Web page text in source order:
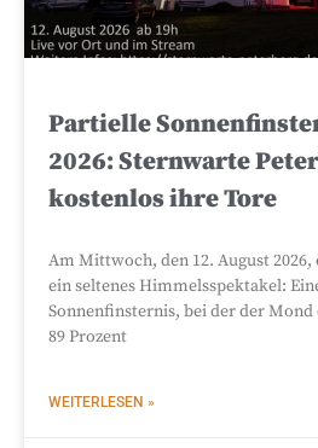
Partielle
2026: Sternwarte
kostenlos ihre Tore
Am Mittwoch, den 12. August
ein seltenes Himmelsspektakel:
Sonnenfinsternis, bei der der Mond
89 Prozent
WEITERLESEN »